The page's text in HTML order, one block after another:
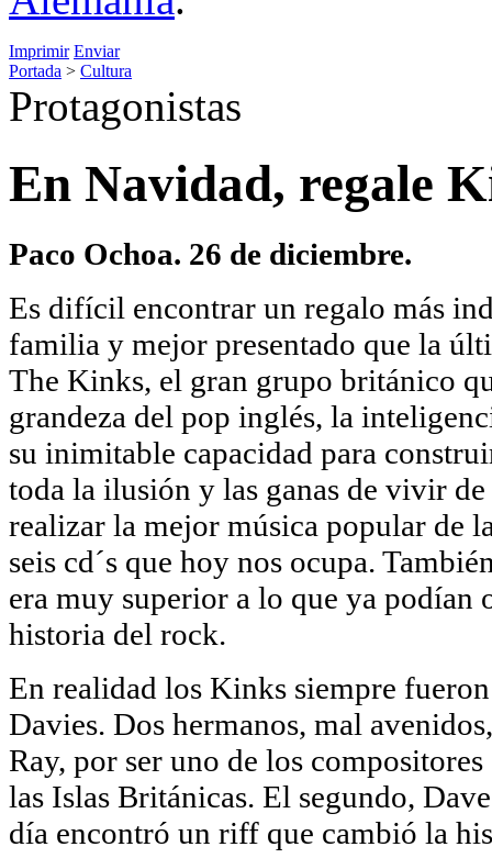
Imprimir Enviar
Portada > Cultura
Protagonistas
En Navidad, regale
Paco Ochoa. 26 de diciembre.
Es difícil encontrar un regalo más
familia y mejor presentado que la
The Kinks, el gran grupo británico
grandeza del pop inglés, la
su inimitable capacidad para
toda la ilusión y las ganas de vivir
realizar la mejor música popular de
seis cd´s que hoy nos ocupa.
era muy superior a lo que ya podían
historia del rock.
En realidad los Kinks siempre
Davies. Dos hermanos, mal
Ray, por ser uno de los
las Islas Británicas. El segundo,
día encontró un riff que cambió la